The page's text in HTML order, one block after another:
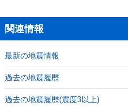
関連情報
最新の地震情報
過去の地震履歴
過去の地震履歴(震度3以上)